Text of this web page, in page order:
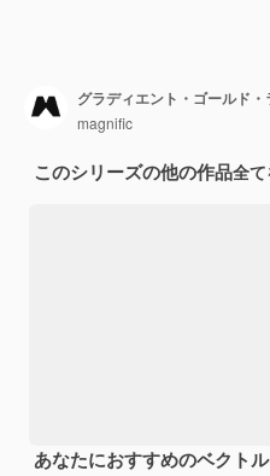
グラディエント・ゴールド
magnific
このシリーズの他の作品全
あなたにおすすめのベクトル